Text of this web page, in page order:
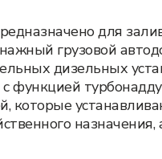
для
грузовой
дизельных
функцией
которые